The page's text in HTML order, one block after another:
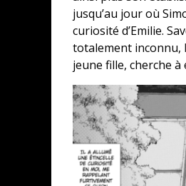
jusqu’au jour où
curiosité d’Emilie.
totalement inconnu,
jeune fille, cherche